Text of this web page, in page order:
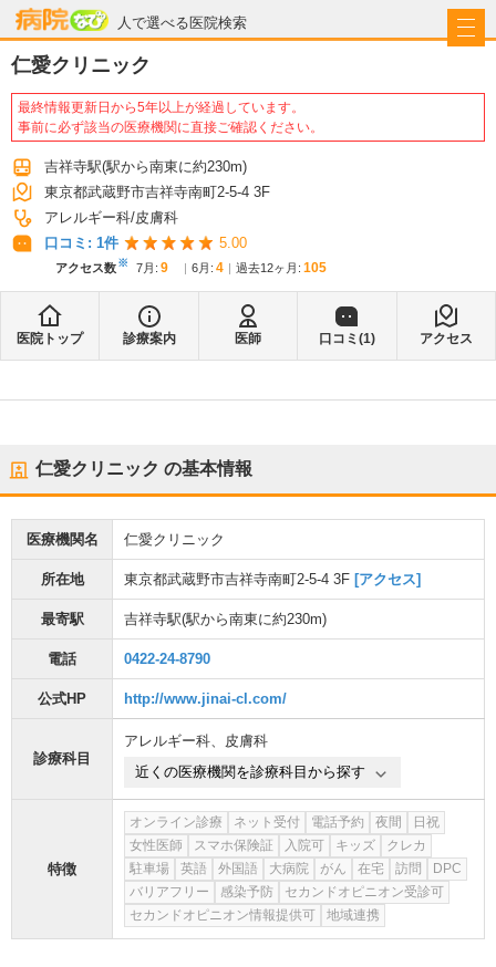
人で選べる医院検索
病院なび
仁愛クリニック
最終情報更新日から5年以上が経過しています。
事前に必ず該当の医療機関に直接ご確認ください。
吉祥寺駅(駅から南東に約230m)
東京都武蔵野市吉祥寺南町2-5-4 3F
アレルギー科 皮膚科
口コミ: 1件 5.00
アクセス数※ 7月 : 9 6月 : 4 過去12ヶ月: 105
医院トップ 診療案内 医師 口コミ(1) アクセス
仁愛クリニック の基本情報
医療機関名 仁愛クリニック
所在地 東京都武蔵野市吉祥寺南町2-5-4 3F [アクセス]
最寄駅 吉祥寺駅(駅から南東に約230m)
電話 0422-24-8790
公式HP http://www.jinai-cl.com/
診療科目
アレルギー科、 皮膚科
近くの医療機関を診療科目から探す
特徴
オンライン診療 ネット受付 電話予約 夜間
日祝
女性医師
スマホ保険証 入院可 キッズ
クレカ
駐車場
英語 外国語 大病院 がん 在宅 訪問
DPC
バリアフリー
感染予防
セカンドオピニオン受診可
セカンドオピニオン情報提供可
地域連携